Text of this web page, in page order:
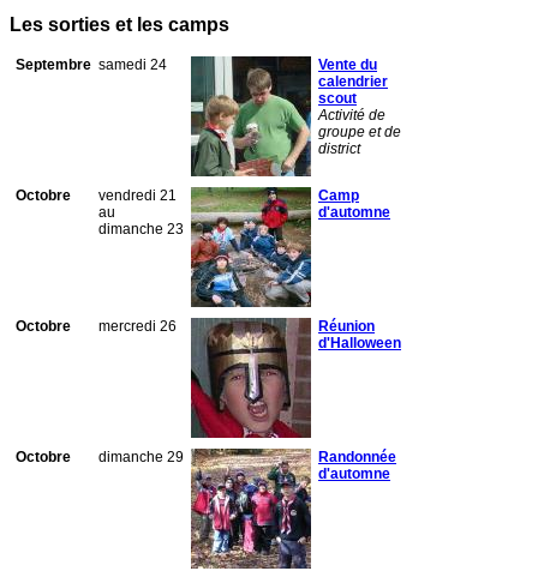
Les sorties et les camps
Septembre samedi 24
Vente du
calendrier
scout
Activité de
groupe et de
district
Octobre
vendredi 21
au
dimanche 23
Camp
d'automne
Octobre mercredi 26
Réunion
d'Halloween
Octobre dimanche 29
Randonnée
d'automne